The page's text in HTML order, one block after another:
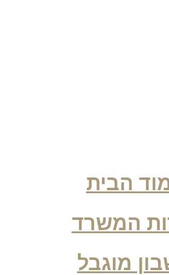
הבית
המשרד
מוגבל